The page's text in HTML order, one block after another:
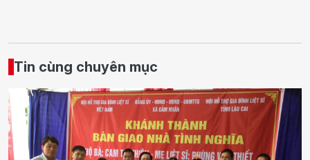
Tin cùng chuyên mục